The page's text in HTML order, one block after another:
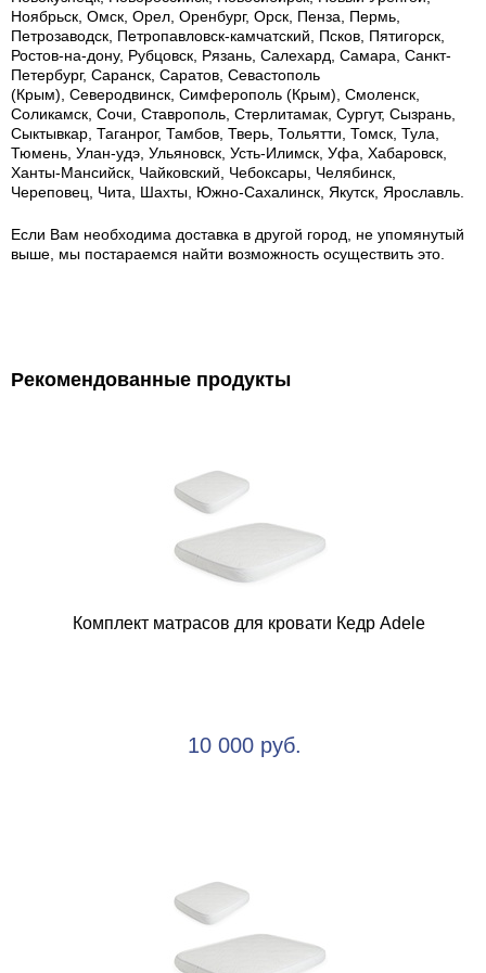
Ноябрьск, Омск, Орел, Оренбург, Орск, Пенза, Пермь,
Петрозаводск, Петропавловск-камчатский, Псков, Пятигорск,
Ростов-на-дону, Рубцовск, Рязань, Салехард, Самара, Санкт-
Петербург, Саранск, Саратов, Севастополь
(Крым), Северодвинск, Симферополь (Крым), Смоленск,
Соликамск, Сочи, Ставрополь, Стерлитамак, Сургут, Сызрань,
Сыктывкар, Таганрог, Тамбов, Тверь, Тольятти, Томск, Тула,
Тюмень, Улан-удэ, Ульяновск, Усть-Илимск, Уфа, Хабаровск,
Ханты-Мансийск, Чайковский, Чебоксары, Челябинск,
Череповец, Чита, Шахты, Южно-Сахалинск, Якутск, Ярославль.
Если Вам необходима доставка в другой город, не упомянутый
выше, мы постараемся найти возможность осуществить это.
Рекомендованные продукты
Комплект матрасов для кровати Кедр Adele
10 000 руб.